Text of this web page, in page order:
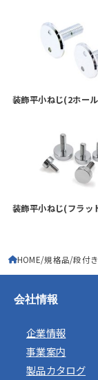
装飾平小ねじ(2ホー
装飾平小ねじ(フラッ
HOME 規格品 段付
会社情報
企業情報
事業案内
製品カタログ